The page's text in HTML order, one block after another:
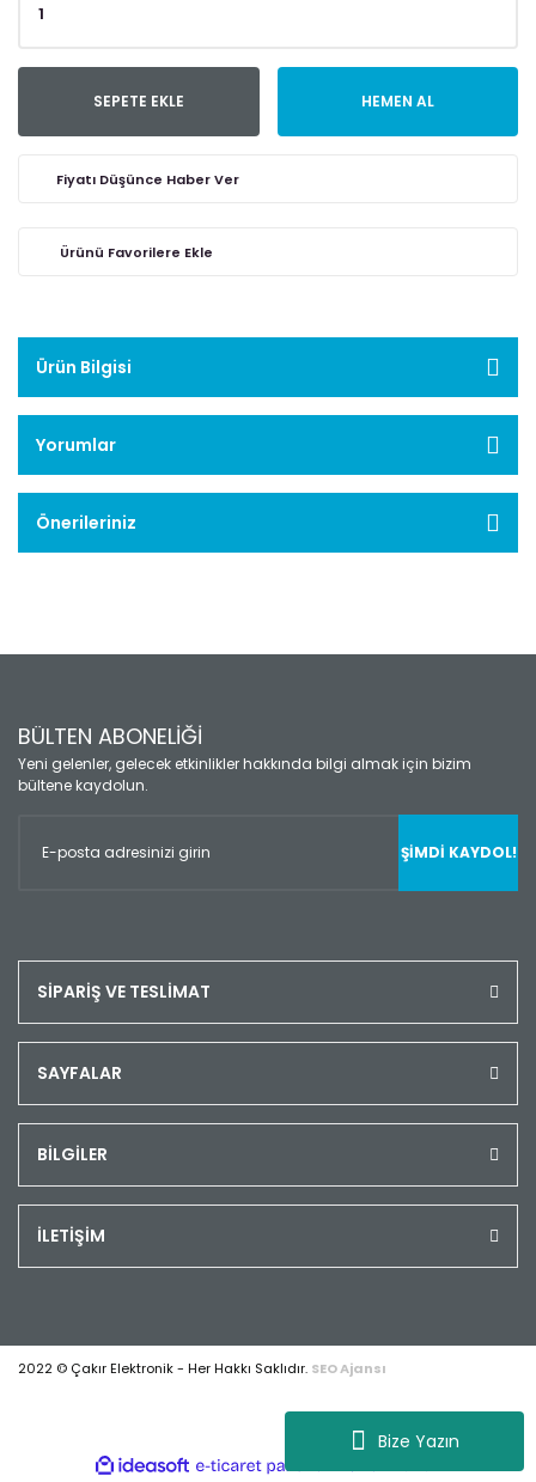
Bize Yazın
SEPETE EKLE HEMEN AL
Fiyatı Düşünce Haber Ver
Ürün Bilgisi
Yorumlar
Önerileriniz
BÜLTEN ABONELİĞİ
Yeni gelenler, gelecek etkinlikler hakkında bilgi almak için bizim
bültene kaydolun.
ŞİMDİ KAYDOL!
SİPARİŞ VE TESLİMAT
SAYFALAR
BİLGİLER
İLETİŞİM
2022 © Çakır Elektronik - Her Hakkı Saklıdır. SEO Ajansı
ideasoft